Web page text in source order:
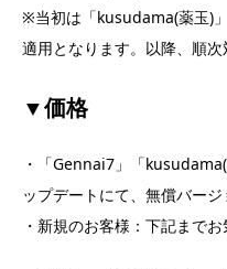
※当初は「kusudama(薬玉)
適用となります。以降、順次
▼価格
・「Gennai7」「
ップデートにて、無償バージ
・新規のお客様：下記まで